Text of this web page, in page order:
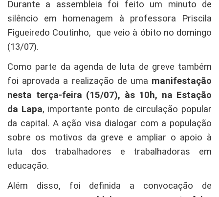
Durante a assembleia foi feito um minuto de
silêncio em homenagem à professora Priscila
Figueiredo Coutinho, que veio à óbito no domingo
(13/07).
Como parte da agenda de luta de greve também
foi aprovada a realização de uma manifestação
nesta terça-feira (15/07), às 10h, na Estação
da Lapa, importante ponto de circulação popular
da capital. A ação visa dialogar com a população
sobre os motivos da greve e ampliar o apoio à
luta dos trabalhadores e trabalhadoras em
educação.
Além disso, foi definida a convocação de